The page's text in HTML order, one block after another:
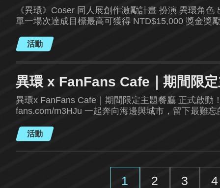
《異環》Coser 同人展創作激勵計畫 扮演 異環角
單一場次達成目標最高可獲得 NTD$15,000 獎金獎
活動
異環 x FanFans Cafe｜期間限
異環x FanFans Cafe｜期間限定主題餐廳 正式啟動！ ➢訂位連結：
fans.com/m3HJu 一起奔向海邊與城市，留下最難忘
活動
1 2 3 4